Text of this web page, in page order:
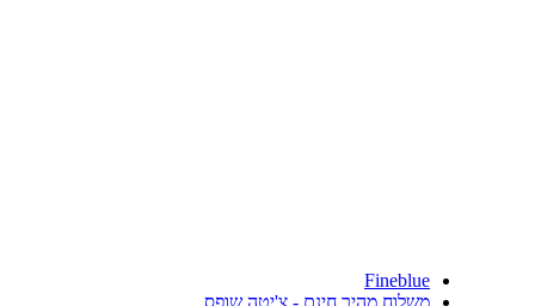
Fineblue